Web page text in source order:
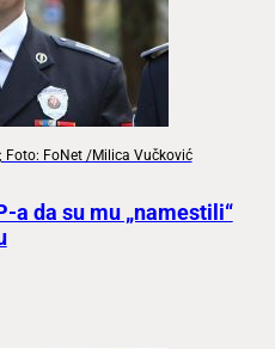
Foto: FoNet /Milica Vučković
a da su mu „namestili“